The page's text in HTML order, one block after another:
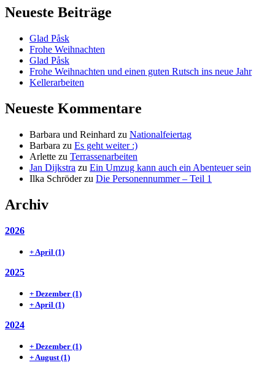
Neueste Beiträge
Glad Påsk
Frohe Weihnachten
Glad Påsk
Frohe Weihnachten und einen guten Rutsch ins neue Jahr
Kellerarbeiten
Neueste Kommentare
Barbara und Reinhard zu Nationalfeiertag
Barbara zu Es geht weiter :)
Arlette zu Terrassenarbeiten
Jan Dijkstra zu Ein Umzug kann auch ein Abenteuer sein
Ilka Schröderzu Die Personennummer – Teil 1
Archiv
2026
+ April (1)
2025
+ Dezember (1)
+ April (1)
2024
+ Dezember (1)
+ August (1)